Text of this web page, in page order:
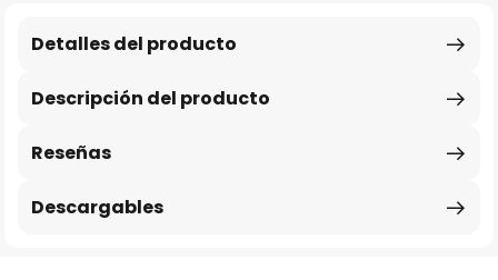
Descripción del producto
Detalles del producto
Reseñas
Descargables